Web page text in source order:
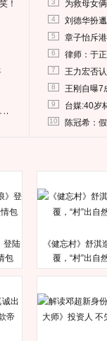
！ 3 为救母女
4 刘德华扮
5 章子怡斥
6 律师：于
7 王力宏否
8 王刚自曝7
9 台媒:40岁
10 陈冠希：
登陆
包
《健忘村》舒淇
覆，“村”出自